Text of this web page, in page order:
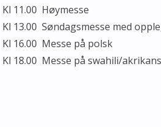
Kl 11.00 Høymesse
Kl 13.00 Søndagsmesse med
Kl 16.00 Messe på polsk
Kl 18.00 Messe på swahili/